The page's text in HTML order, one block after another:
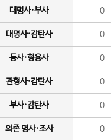
대명사·부사 0
대명사·감탄사 0
동사·형용사 0
관형사·감탄사 0
부사·감탄사 0
의존 명사·조사 0